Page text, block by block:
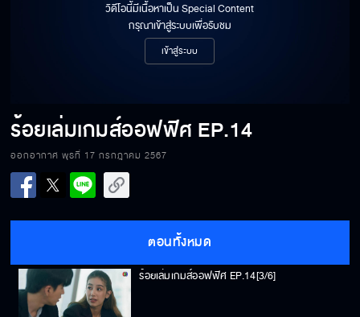
วิดีโอนี้มีเนื้อหาเป็น Special Content
กรุณาเข้าสู่ระบบเพื่อรับชม
เข้าสู่ระบบ
ร้อยเล่มเกมส์ออฟฟิศ EP.14
ออกอากาศ พุธที่ 17 กรกฎาคม 2567
ตอนทั้งหมด
ร้อยเล่มเกมส์ออฟฟิศ EP.14[1/6]
ร้อยเล่มเกมส์ออฟฟิศ EP.14[3/6]